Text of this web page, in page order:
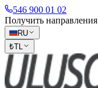
546 900 01 02
Получить направления
RU
₺TL